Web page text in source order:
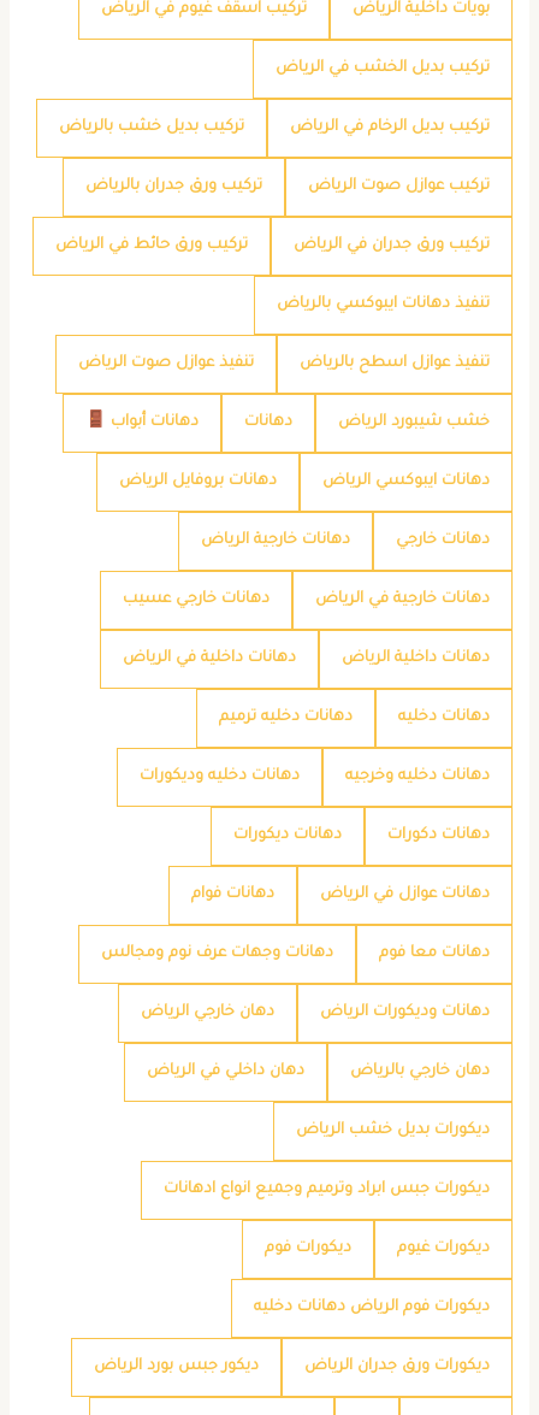
بويات داخلية الرياض تركيب اسقف غيوم في الرياض
تركيب بديل الخشب في الرياض
تركيب بديل الرخام في الرياض تركيب بديل خشب بالرياض
تركيب عوازل صوت الرياض تركيب ورق جدران بالرياض
تركيب ورق جدران في الرياض تركيب ورق حائط في الرياض
تنفيذ دهانات ايبوكسي بالرياض
تنفيذ عوازل اسطح بالرياض تنفيذ عوازل صوت الرياض
خشب شيبورد الرياض دهانات دهانات أبواب
دهانات ايبوكسي الرياض دهانات بروفايل الرياض
دهانات خارجي دهانات خارجية الرياض
دهانات خارجية في الرياض دهانات خارجي عسيب
دهانات داخلية الرياض دهانات داخلية في الرياض
دهانات دخليه دهانات دخليه ترميم
دهانات دخليه وخرجيه دهانات دخليه وديكورات
دهانات دكورات دهانات ديكورات
دهانات عوازل في الرياض دهانات فوام
دهانات معا فوم دهانات وجهات عرف نوم ومجالس
دهانات وديكورات الرياض دهان خارجي الرياض
دهان خارجي بالرياض دهان داخلي في الرياض
ديكورات بديل خشب الرياض
ديكورات جبس ابراد وترميم وجميع انواع ادهانات
ديكورات غيوم ديكورات فوم
ديكورات فوم الرياض دهانات دخليه
ديكورات ورق جدران الرياض ديكور جبس بورد الرياض